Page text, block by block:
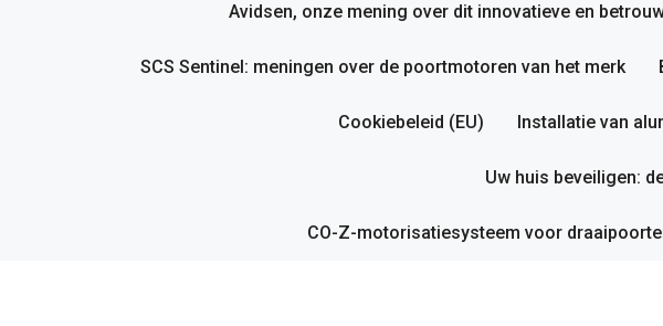
Avidsen, onze mening over dit innovatieve en
SCS Sentinel: meningen over de poortmotoren van het merk
Cookiebeleid (EU) Installatie van
Uw huis beveiligen:
CO-Z-motorisatiesysteem voor